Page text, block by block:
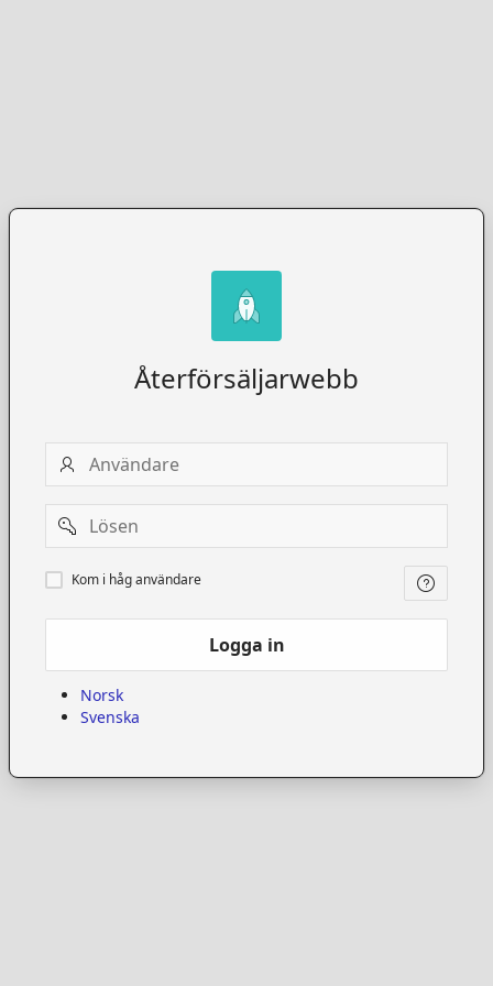
Återförsäljarwebb
Användare
Password
Kom
i
Kom i håg användare
Logga in
Norsk
Svenska